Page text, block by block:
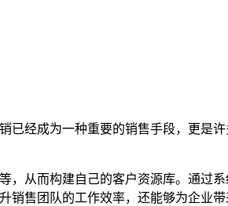
经成为一种重要的销售手段，更是
从而构建自己的客户资源库。通过
售团队的工作效率，还能够为企业带